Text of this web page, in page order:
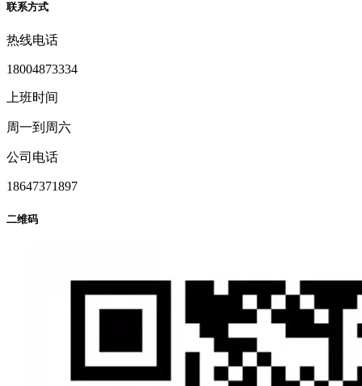
联系方式
热线电话
18004873334
上班时间
周一到周六
公司电话
18647371897
二维码